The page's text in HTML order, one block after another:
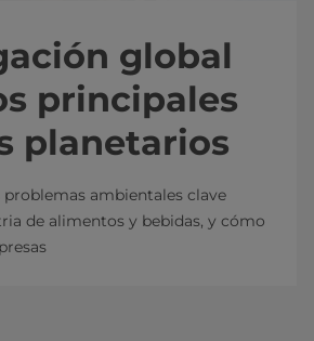
global
principales
planetarios
ambientales clave
de alimentos y bebidas, y cómo